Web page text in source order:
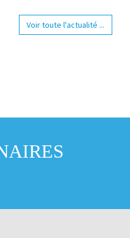
Voir toute l'actualité ...